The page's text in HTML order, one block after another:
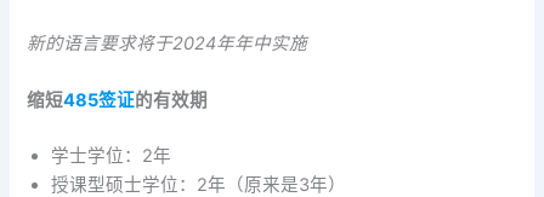
新的语言要求将于2024年年中实施
缩短485签证的有效期
学士学位：2年
授课型硕士学位：2年（原来是3年）